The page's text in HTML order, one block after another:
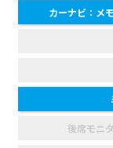
カーナビ：メ
後席モニ